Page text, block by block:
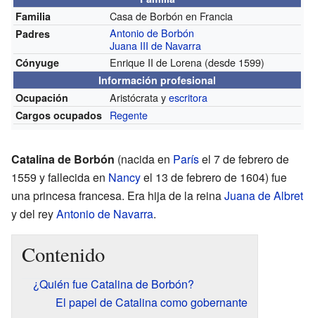
Familia
Casa de Borbón en Francia
Padres
Antonio de Borbón
Juana III de Navarra
Cónyuge Enrique II de Lorena (desde 1599)
Información profesional
Ocupación
Aristócrata yescritora
Cargos ocupados Regente
Catalina de Borbón (nacida en Parísel 7 de febrero de
1559 y fallecida en Nancyel 13 de febrero de 1604) fue
una princesa francesa. Era hija de la reinaJuana de Albret
y del reyAntonio de Navarra.
Contenido
¿Quién fue Catalina de Borbón?
El papel de Catalina como gobernante